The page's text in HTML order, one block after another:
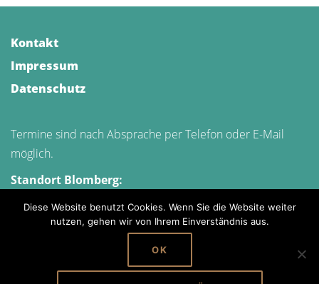
Kontakt
Impressum
Datenschutz
Termine sind nach Absprache per Telefon oder E-Mail
möglich.
Standort Blomberg:
Standort Detmold:
Bad Meinberger Str. 1, 32760 Detmold (im Gildezentrum)
Diese Website benutzt Cookies. Wenn Sie die Website weiter
nutzen, gehen wir von Ihrem Einverständnis aus.
OK